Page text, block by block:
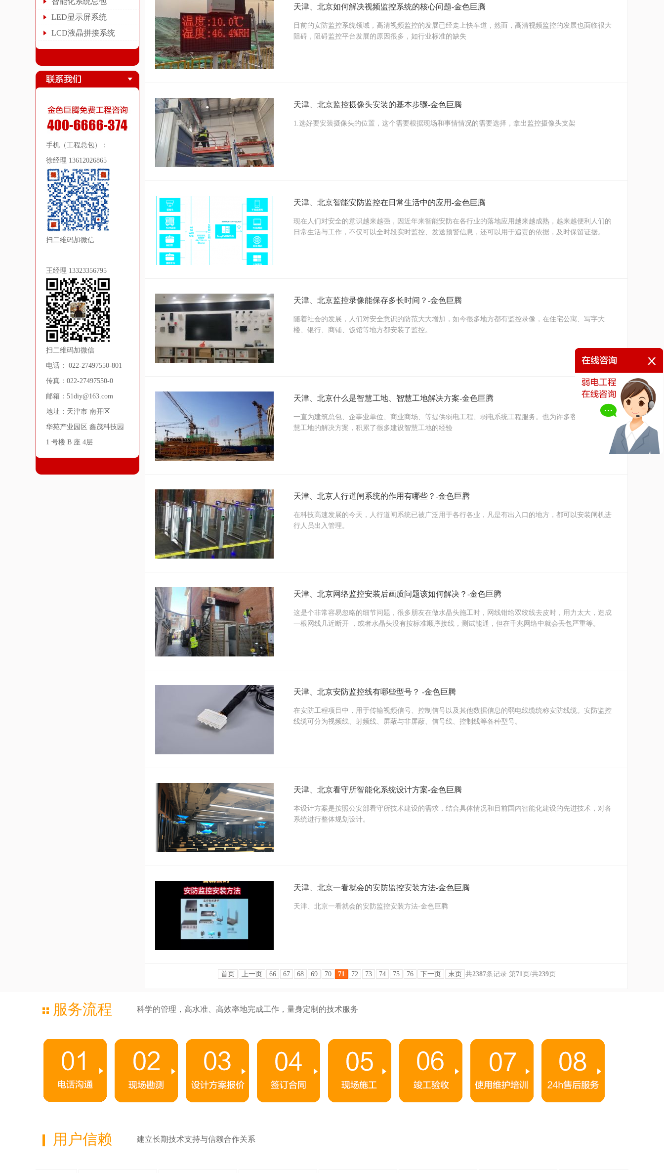
LED显示屏系统
LCD液晶拼接系统
手机（工程总包）：
徐经理 13612026865
扫二维码加微信
王经理 13323356795
扫二维码加微信
电话： 022-27497550-801
传真：022-27497550-0
邮箱：51diy@163.com
地址：天津市 南开区
华苑产业园区 鑫茂科技园
1 号楼 B 座 4层
天津、北京如何解决视频监控系统的核心问题-金色巨腾
目前的安防监控系统领域，高清视频监控的发展已经走上快车道，然而，高清视频监控的发展也面临很大
阻碍，阻碍监控平台发展的原因很多，如行业标准的缺失
天津、北京监控摄像头安装的基本步骤-金色巨腾
1.选好要安装摄像头的位置，这个需要根据现场和事情情况的需要选择，拿出监控摄像头支架
天津、北京智能安防监控在日常生活中的应用-金色巨腾
现在人们对安全的意识越来越强，因近年来智能安防在各行业的落地应用越来越成熟，越来越便利人们的
日常生活与工作，不仅可以全时段实时监控、发送预警信息，还可以用于追责的依据，及时保留证据。
天津、北京监控录像能保存多长时间？-金色巨腾
随着社会的发展，人们对安全意识的防范大大增加，如今很多地方都有监控录像，在住宅公寓、写字大
楼、银行、商铺、饭馆等地方都安装了监控。
天津、北京什么是智慧工地、智慧工地解决方案-金色巨腾
一直为建筑总包、企事业单位、商业商场、等提供弱电工程、弱电系统工程服务。也为许多客户提供了智
慧工地的解决方案，积累了很多建设智慧工地的经验
天津、北京人行道闸系统的作用有哪些？-金色巨腾
在科技高速发展的今天，人行道闸系统已被广泛用于各行各业，凡是有出入口的地方，都可以安装闸机进
行人员出入管理。
天津、北京网络监控安装后画质问题该如何解决？-金色巨腾
这是个非常容易忽略的细节问题，很多朋友在做水晶头施工时，网线钳给双绞线去皮时，用力太大，造成
一根网线几近断开 ，或者水晶头没有按标准顺序接线，测试能通，但在千兆网络中就会丢包严重等。
天津、北京安防监控线有哪些型号？ -金色巨腾
在安防工程项目中，用于传输视频信号、控制信号以及其他数据信息的弱电线缆统称安防线缆。安防监控
线缆可分为视频线、射频线、屏蔽与非屏蔽、信号线、控制线等各种型号。
天津、北京看守所智能化系统设计方案-金色巨腾
本设计方案是按照公安部看守所技术建设的需求，结合具体情况和目前国内智能化建设的先进技术，对各
系统进行整体规划设计。
天津、北京一看就会的安防监控安装方法-金色巨腾
天津、北京一看就会的安防监控安装方法-金色巨腾
首页 上一页 66 67 68 69 70 71 72 73 74 75 76 下一页 末页 共2387条记录 第71 页/共239页
服务流程 科学的管理，高水准、高效率地完成工作，量身定制的技术服务
用户信赖 建立长期技术支持与信赖合作关系